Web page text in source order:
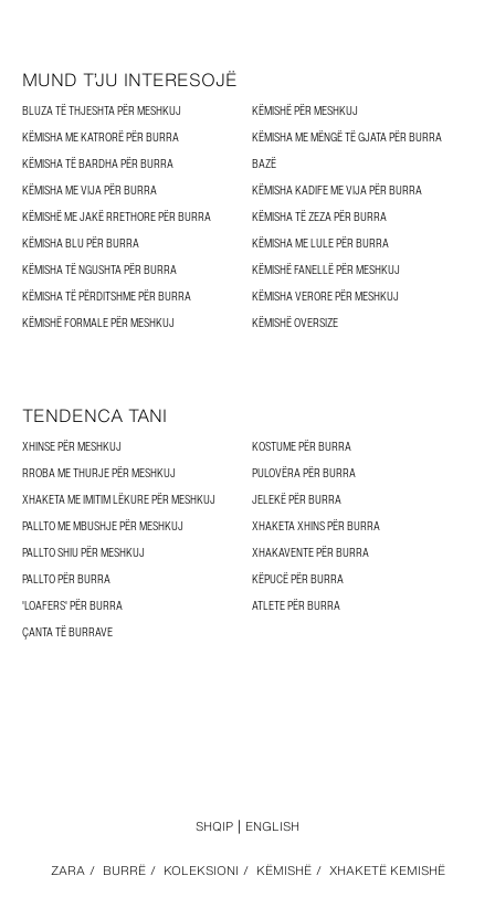
MUND T’JU INTERESOJË
BLUZA TË THJESHTA PËR MESHKUJ
KËMISHË PËR MESHKUJ
KËMISHA ME KATRORË PËR BURRA
KËMISHA ME MËNGË TË GJATA PËR BURRA
KËMISHA TË BARDHA PËR BURRA
BAZË
KËMISHA ME VIJA PËR BURRA
KËMISHA KADIFE ME VIJA PËR BURRA
KËMISHË ME JAKË RRETHORE PËR BURRA
KËMISHA TË ZEZA PËR BURRA
KËMISHA BLU PËR BURRA
KËMISHA ME LULE PËR BURRA
KËMISHA TË NGUSHTA PËR BURRA
KËMISHË FANELLË PËR MESHKUJ
KËMISHA TË PËRDITSHME PËR BURRA
KËMISHA VERORE PËR MESHKUJ
KËMISHË FORMALE PËR MESHKUJ
KËMISHË OVERSIZE
TENDENCA TANI
XHINSE PËR MESHKUJ
KOSTUME PËR BURRA
RROBA ME THURJE PËR MESHKUJ
PULOVËRA PËR BURRA
XHAKETA ME IMITIM LËKURE PËR MESHKUJ
JELEKË PËR BURRA
PALLTO ME MBUSHJE PËR MESHKUJ
XHAKETA XHINS PËR BURRA
PALLTO SHIU PËR MESHKUJ
XHAKAVENTE PËR BURRA
PALLTO PËR BURRA
KËPUCË PËR BURRA
'LOAFERS' PËR BURRA
ATLETE PËR BURRA
ÇANTA TË BURRAVE
ZARA / BURRË / KOLEKSIONI / KËMISHË / XHAKETË KEMISHË
SHQIP ENGLISH